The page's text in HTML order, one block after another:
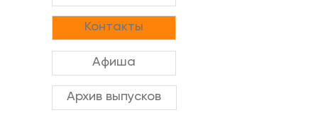
Архив выпусков
Контакты
Афиша